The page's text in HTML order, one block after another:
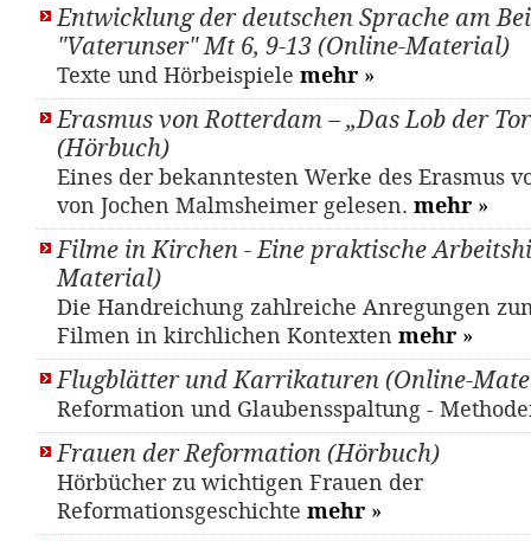
Entwicklung der deutschen Sprache am
"Vaterunser" Mt 6, 9-13 (Online-Material)
Texte und Hörbeispiele mehr »
Erasmus von Rotterdam – „Das Lob der
(Hörbuch)
Eines der bekanntesten Werke des Erasmus
von Jochen Malmsheimer gelesen. mehr »
Filme in Kirchen - Eine praktische
Material)
Die Handreichung zahlreiche Anregungen
Filmen in kirchlichen Kontexten mehr »
Flugblätter und Karrikaturen (Online-
Reformation und Glaubensspaltung -
Frauen der Reformation (Hörbuch)
Hörbücher zu wichtigen Frauen der
Reformationsgeschichte mehr »